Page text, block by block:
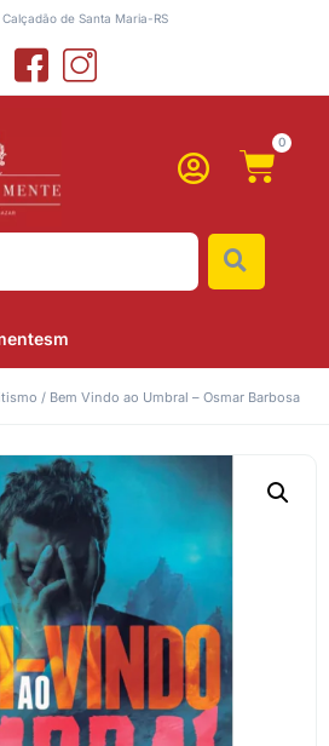
de Santa Maria-RS
0
/ Bem Vindo ao Umbral – Osmar Barbosa